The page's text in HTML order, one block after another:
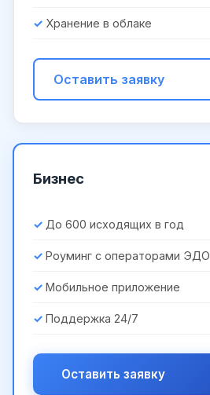
Хранение в облаке
Оставить заявку
Бизнес
До 600 исходящих в год
Роуминг с операторами ЭДО
Мобильное приложение
Поддержка 24/7
Оставить заявку